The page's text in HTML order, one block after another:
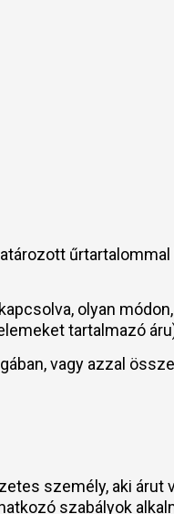
olyan
tartalmazó
vagy azzal
személy, aki árut
szabályok